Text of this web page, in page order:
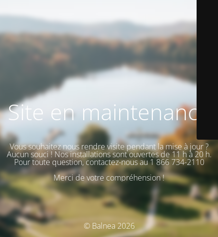
Site en maintenance
Vous souhaitez nous rendre visite pendant la mise à jour ?
Aucun souci ! Nos installations sont ouvertes de 11 h à 20 h.
Pour toute question, contactez-nous au 1 866 734-2110
Merci de votre compréhension !
© Balnea 2026